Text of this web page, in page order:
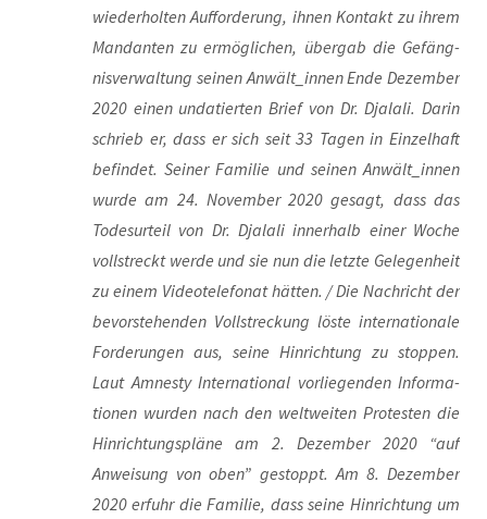
wie­der­hol­ten Auf­for­de­rung, ihnen Kon­takt zu ihrem
Man­dan­ten zu ermög­li­chen, über­gab die Gefäng­
nis­ver­wal­tung sei­nen Anwält_innen Ende Dezem­ber
2020 einen unda­tier­ten Brief von Dr. Dja­la­li. Dar­in
schrieb er, dass er sich seit 33 Tagen in Ein­zel­haft
befin­det. Sei­ner Fami­lie und sei­nen Anwält_innen
wur­de am 24. Novem­ber 2020 gesagt, dass das
Todes­ur­teil von Dr. Dja­la­li inner­halb einer Woche
voll­streckt wer­de und sie nun die letz­te Gele­gen­heit
zu einem Video­te­le­fo­nat hät­ten. / Die Nach­richt der
bevor­ste­hen­den Voll­stre­ckung lös­te inter­na­tio­na­le
For­de­run­gen aus, sei­ne Hin­rich­tung zu stop­pen.
Laut Amnes­ty Inter­na­tio­nal vor­lie­gen­den Infor­ma­
tio­nen wur­den nach den welt­wei­ten Pro­tes­ten die
Hin­rich­tungs­plä­ne am 2. Dezem­ber 2020 “auf
Anwei­sung von oben” gestoppt. Am 8. Dezem­ber
2020 erfuhr die Fami­lie, dass sei­ne Hin­rich­tung um